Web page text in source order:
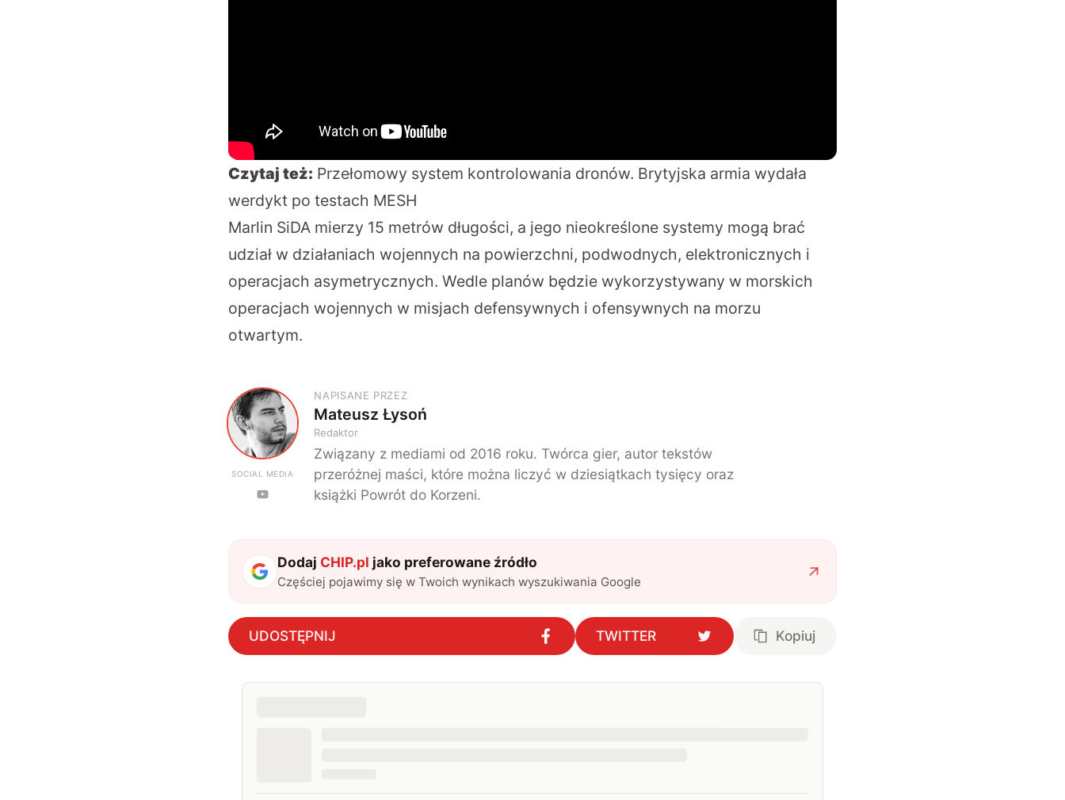
Czytaj też: Przełomowy system kontrolowania dronów. Brytyjska armia wydała
werdykt po testach MESH
Marlin SiDA mierzy 15 metrów długości, a jego nieokreślone systemy mogą brać
udział w działaniach wojennych na powierzchni, podwodnych, elektronicznych i
operacjach asymetrycznych. Wedle planów będzie wykorzystywany w morskich
operacjach wojennych w misjach defensywnych i ofensywnych na morzu
otwartym.
M
SOCIAL MEDIA
NAPISANE PRZEZ
Mateusz Łysoń
Redaktor
Związany z mediami od 2016 roku. Twórca gier, autor tekstów
przeróżnej maści, które można liczyć w dziesiątkach tysięcy oraz
książki Powrót do Korzeni.
Dodaj CHIP.pl jako preferowane źródło
Częściej pojawimy się w Twoich wynikach wyszukiwania Google
UDOSTĘPNIJ TWITTER Kopiuj